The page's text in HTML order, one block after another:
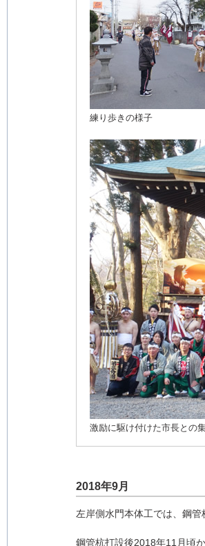
練り歩きの様子
激励に駆け付けた市長との
2018年9月
左岸側水門本体工では、鋼
鋼管杭打設後2018年11月頃